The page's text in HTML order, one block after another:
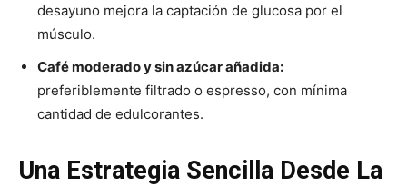
desayuno mejora la captación de glucosa por el
músculo.
Café moderado y sin azúcar añadida:
preferiblemente filtrado o espresso, con mínima
cantidad de edulcorantes.
Una Estrategia Sencilla Desde La